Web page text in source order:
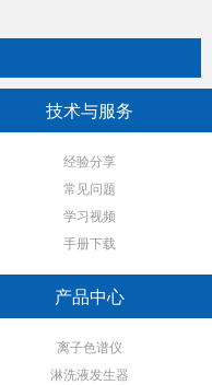
技术与服务
经验分享
常见问题
学习视频
手册下载
产品中心
离子色谱仪
淋洗液发生器